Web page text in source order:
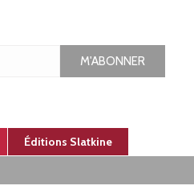
M'ABONNER
Éditions Slatkine